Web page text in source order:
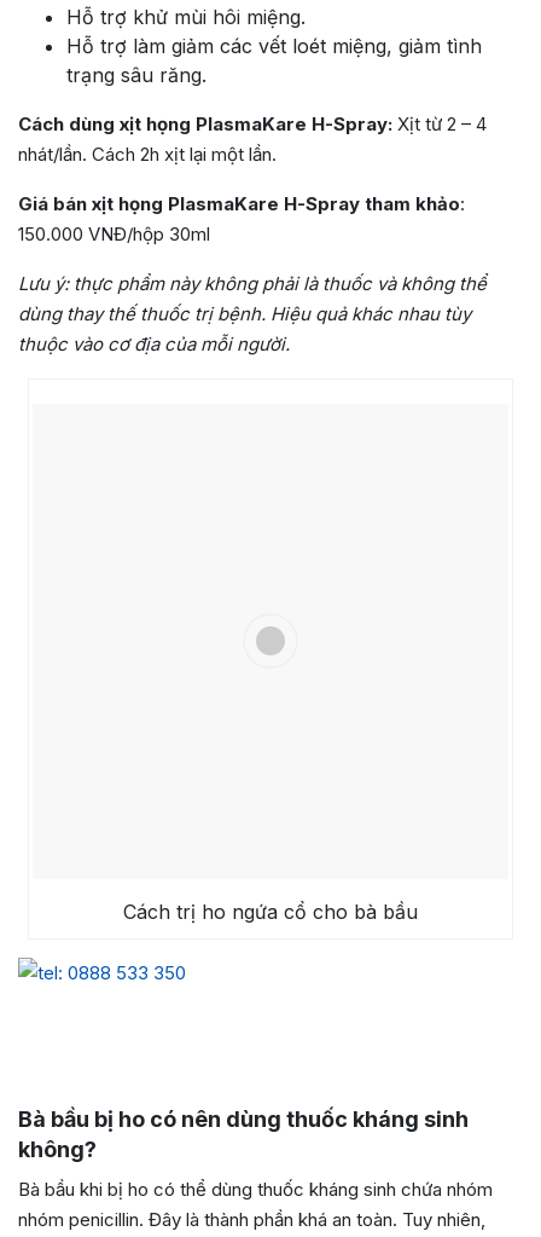
Hỗ trợ khử mùi hôi miệng.
Hỗ trợ làm giảm các vết loét miệng, giảm tình
trạng sâu răng.
Cách dùng xịt họng PlasmaKare H-Spray: Xịt từ 2 – 4
nhát/lần. Cách 2h xịt lại một lần.
Giá bán xịt họng PlasmaKare H-Spray tham khảo:
150.000 VNĐ/hộp 30ml
Lưu ý: thực phẩm này không phải là thuốc và không thể
dùng thay thế thuốc trị bệnh. Hiệu quả khác nhau tùy
thuộc vào cơ địa của mỗi người.
Cách trị ho ngứa cổ cho bà bầu
Bà bầu bị ho có nên dùng thuốc kháng sinh
không?
Bà bầu khi bị ho có thể dùng thuốc kháng sinh chứa nhóm
nhóm penicillin. Đây là thành phần khá an toàn. Tuy nhiên,